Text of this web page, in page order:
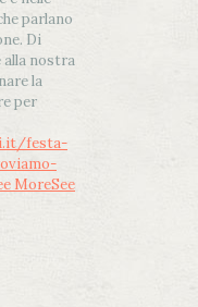
parlano
Di
alla nostra
la
per
festa-
MoreSee